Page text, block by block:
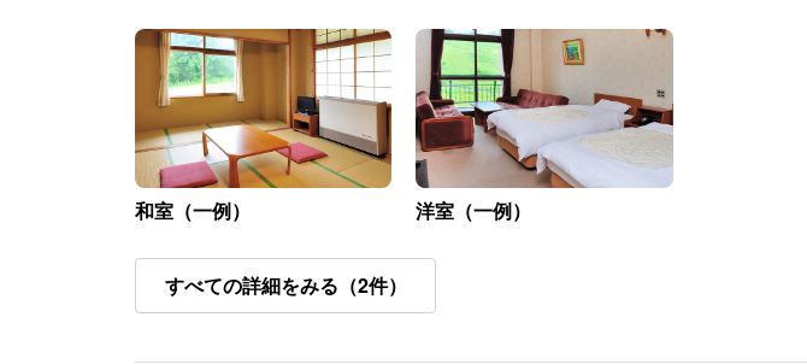
和室（一例） 洋室（一例）
すべての詳細をみる（2件）